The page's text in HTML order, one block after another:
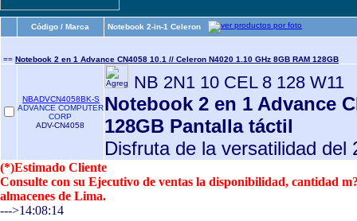
Código / Marca Notebook 2-in-1 Celeron
== Notebook 2 en 1 Advance CN4058 10.1 // Celeron N4020 1.10 GHz 8GB RAM 128GB
NBADVCN4058BK-S
ADVANCE COMPUTER
CORP
ADV-CN4058
NB 2N1 10 CEL 8 128 W11
Notebook 2 en 1 Advance
128GB Pantalla táctil
Disfruta de la versatilidad
(*)Estimado Cliente
Consulte con su Ejecutivo de ventas la disponibilidad, cantidad
almacenes de Lima.
--->14:08:14